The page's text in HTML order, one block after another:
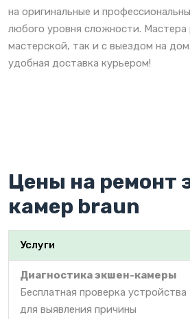
на оригинальные и
любого уровня сложности. Мастера
мастерской, так и с выездом на
удобная доставка курьером!
Цены на ремонт
камер braun
Услуги
Диагностика экшен-камеры
Бесплатная проверка устройства
для выявления причины